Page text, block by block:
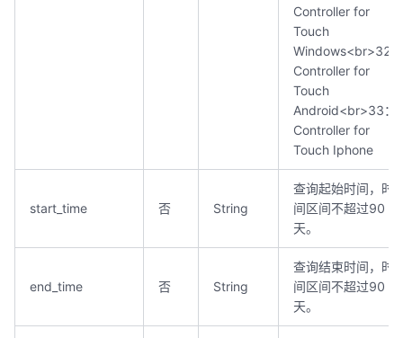
Controller for
Touch
Windows<br>32：
Controller for
Touch
Android<br>33：
Controller for
Touch Iphone
start_time 否 String
查询起始时间，时
间区间不超过90
天。
end_time 否 String
查询结束时间，时
间区间不超过90
天。